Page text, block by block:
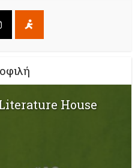
House